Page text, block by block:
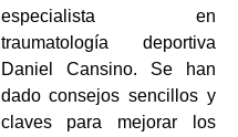
especialista en
traumatología deportiva
Daniel Cansino. Se han
dado consejos sencillos y
claves para mejorar los